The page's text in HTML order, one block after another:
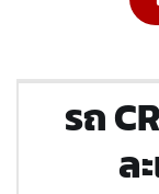
รถ
ล